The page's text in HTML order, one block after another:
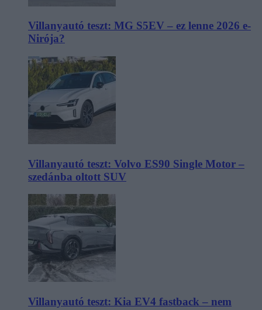
Villanyautó teszt: MG S5EV – ez lenne 2026 e-
Nirója?
Villanyautó teszt: Volvo ES90 Single Motor –
szedánba oltott SUV
Villanyautó teszt: Kia EV4 fastback – nem